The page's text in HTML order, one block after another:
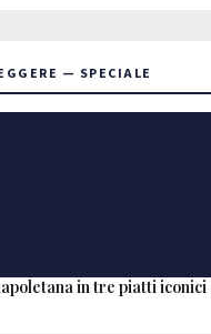
— SPECIALE
in tre piatti iconici